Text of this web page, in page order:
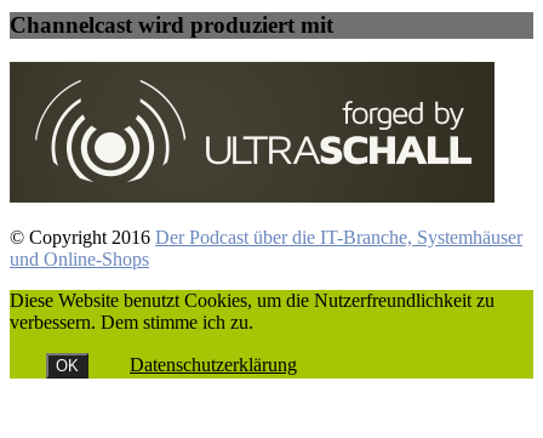
Channelcast wird produziert mit
© Copyright 2016 Der Podcast über die IT-Branche, Systemhäuser
und Online-Shops
Diese Website benutzt Cookies, um die Nutzerfreundlichkeit zu
verbessern. Dem stimme ich zu.
OK Datenschutzerklärung